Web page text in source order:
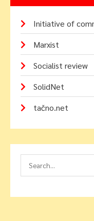
Initiative of
Marxist
Socialist review
SolidNet
tačno.net